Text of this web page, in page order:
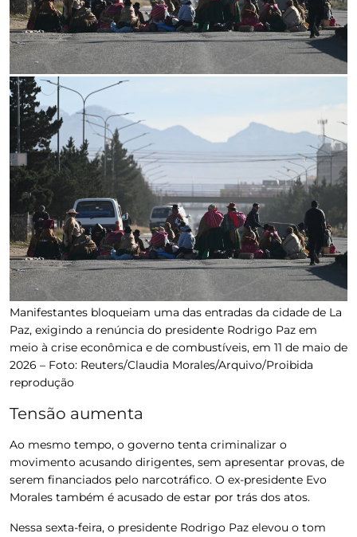
Manifestantes bloqueiam uma das entradas da cidade de La
Paz, exigindo a renúncia do presidente Rodrigo Paz em
meio à crise econômica e de combustíveis, em 11 de maio de
2026 – Foto: Reuters/Claudia Morales/Arquivo/Proibida
reprodução
Tensão aumenta
Ao mesmo tempo, o governo tenta criminalizar o
movimento acusando dirigentes, sem apresentar provas, de
serem financiados pelo narcotráfico. O ex-presidente Evo
Morales também é acusado de estar por trás dos atos.
Nessa sexta-feira, o presidente Rodrigo Paz elevou o tom